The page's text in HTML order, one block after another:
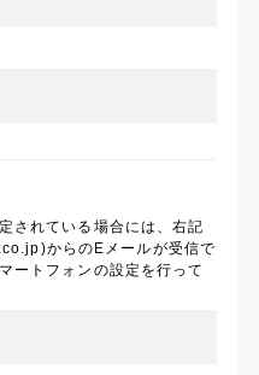
されている場合には、右記
からのEメールが受信で
ートフォンの設定を行って